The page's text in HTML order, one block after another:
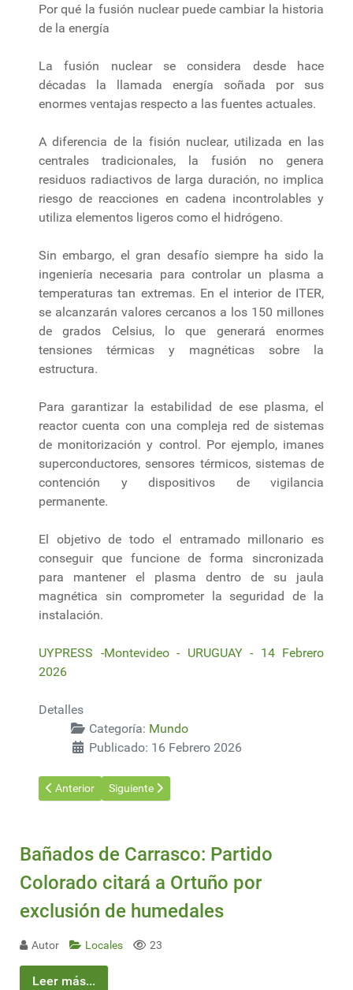
Por qué la fusión nuclear puede cambiar la historia
de la energía
La fusión nuclear se considera desde hace
décadas la llamada energía soñada por sus
enormes ventajas respecto a las fuentes actuales.
A diferencia de la fisión nuclear, utilizada en las
centrales tradicionales, la fusión no genera
residuos radiactivos de larga duración, no implica
riesgo de reacciones en cadena incontrolables y
utiliza elementos ligeros como el hidrógeno.
Sin embargo, el gran desafío siempre ha sido la
ingeniería necesaria para controlar un plasma a
temperaturas tan extremas. En el interior de ITER,
se alcanzarán valores cercanos a los 150 millones
de grados Celsius, lo que generará enormes
tensiones térmicas y magnéticas sobre la
estructura.
Para garantizar la estabilidad de ese plasma, el
reactor cuenta con una compleja red de sistemas
de monitorización y control. Por ejemplo, imanes
superconductores, sensores térmicos, sistemas de
contención y dispositivos de vigilancia
permanente.
El objetivo de todo el entramado millonario es
conseguir que funcione de forma sincronizada
para mantener el plasma dentro de su jaula
magnética sin comprometer la seguridad de la
instalación.
UYPRESS -Montevideo - URUGUAY - 14 Febrero
2026
Detalles
Categoría: Mundo
Publicado: 16 Febrero 2026
Artículo anterior: En la primera semana del mes, Venezuela
Anterior Artículo siguiente: Venezuela planea otorgar
Siguiente
Bañados de Carrasco: Partido
Colorado citará a Ortuño por
exclusión de humedales
Autor Locales 23
Leer más...